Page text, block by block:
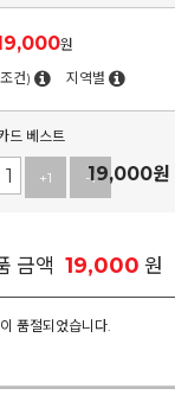
원
건) 지역별
드 베스트
+1 -1
19,000원
금액 19,000 원
품절되었습니다.